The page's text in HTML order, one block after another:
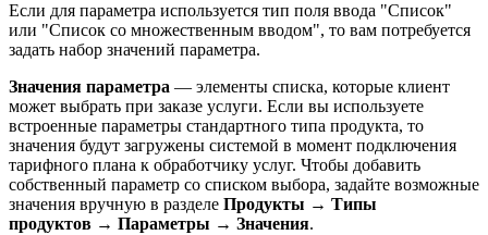
Если для параметра используется тип поля ввода "Список"
или "Список со множественным вводом", то вам потребуется
задать набор значений параметра.
Значения параметра — элементы списка, которые клиент
может выбрать при заказе услуги. Если вы используете
встроенные параметры стандартного типа продукта, то
значения будут загружены системой в момент подключения
тарифного плана к обработчику услуг. Чтобы добавить
собственный параметр со списком выбора, задайте возможные
значения вручную в разделе Продукты → Типы
продуктов → Параметры → Значения.